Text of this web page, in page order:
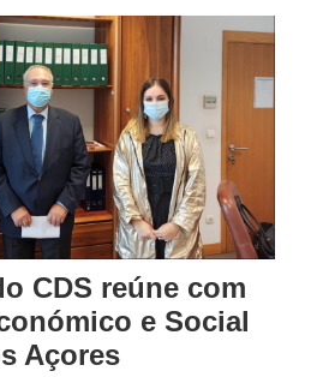
CDS reúne com
e Social
Açores